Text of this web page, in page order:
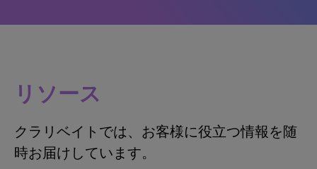
リソース
クラリベイトでは、お客様に役立つ情報を随
時お届けしています。